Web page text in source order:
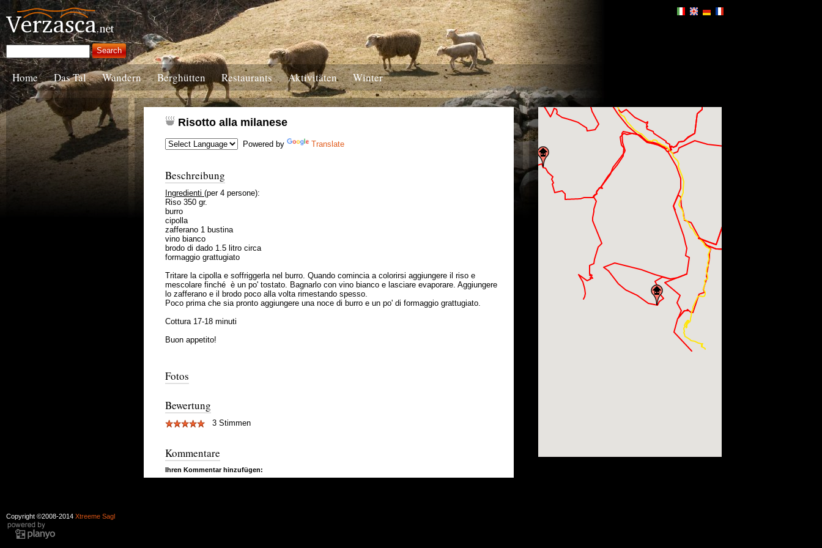
Home Das Tal Wandern Berghütten Restaurants Aktivitäten Winter
Risotto alla milanese
Powered by Translate
Beschreibung
Ingredienti (per 4 persone):
Riso 350 gr.
burro
cipolla
zafferano 1 bustina
vino bianco
brodo di dado 1.5 litro circa
formaggio grattugiato
Tritare la cipolla e soffriggerla nel burro. Quando comincia a colorirsi aggiungere il riso e
mescolare finché è un po' tostato. Bagnarlo con vino bianco e lasciare evaporare. Aggiungere
lo zafferano e il brodo poco alla volta rimestando spesso.
Poco prima che sia pronto aggiungere una noce di burro e un po' di formaggio grattugiato.
Cottura 17-18 minuti
Buon appetito!
Fotos
Bewertung
3 Stimmen
Kommentare
Ihren Kommentar hinzufügen:
Copyright ©2008-2014 Xtreeme Sagl